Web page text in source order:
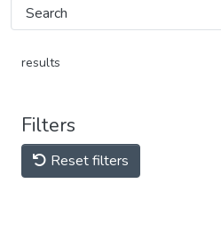
results
Filters
Reset filters